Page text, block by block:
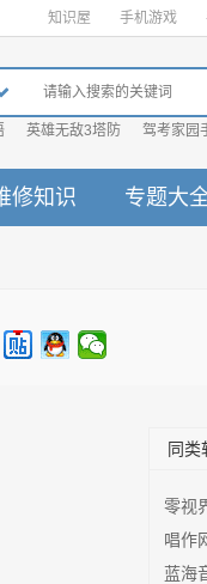
知识屋 手机游戏
英雄无敌3塔防 驾考家园
修知识 专题大
同类
零视
唱作
蓝海